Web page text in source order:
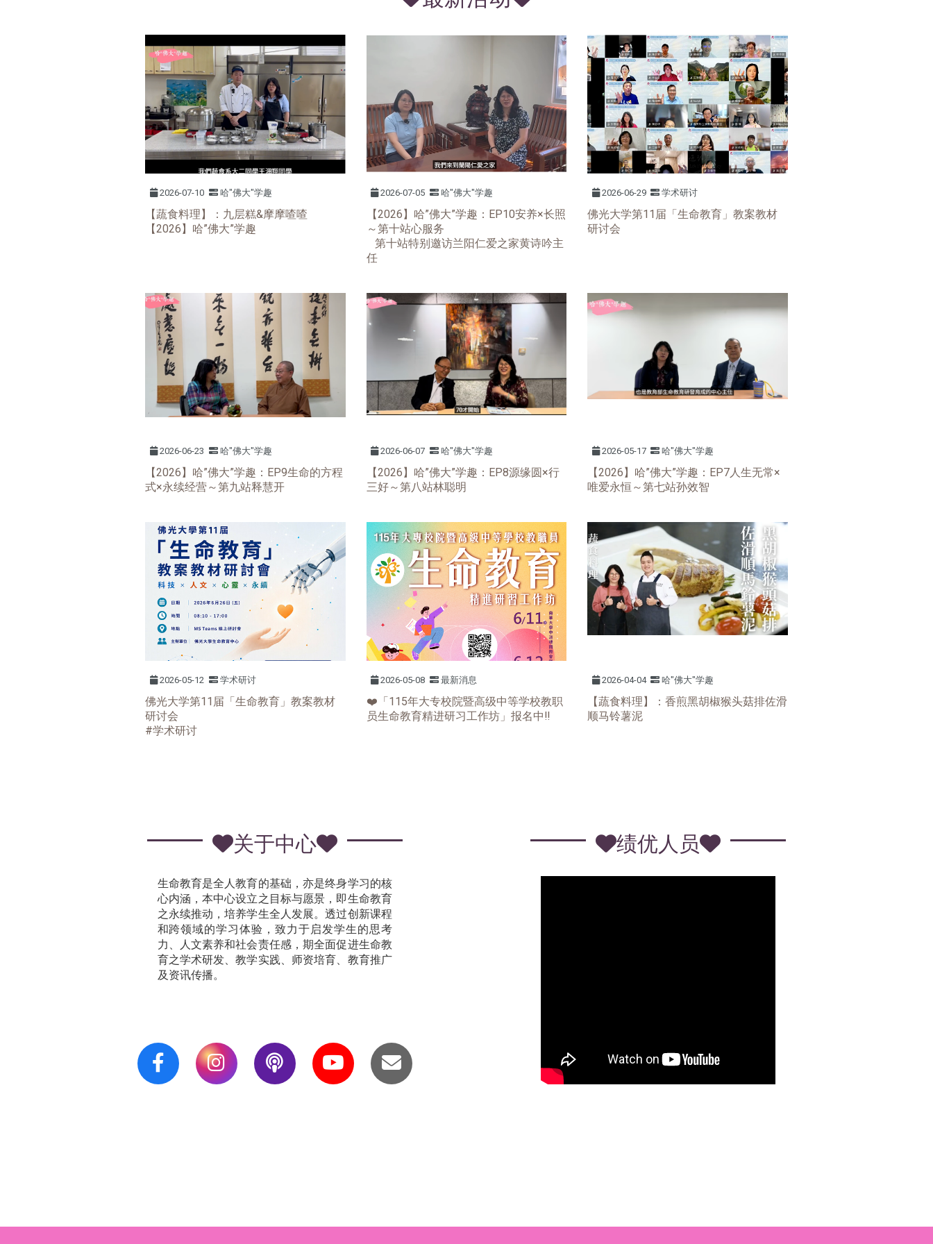
2026-07-10 哈"佛大"学趣
【蔬食料理】：九层糕&摩摩喳喳
【2026】哈”佛大”学趣
2026-07-05 哈"佛大"学趣
【2026】哈”佛大”学趣：EP10安养×长照
～第十站心服务
第十站特别邀访兰阳仁爱之家黄诗吟主
任
2026-06-29 学术研讨
佛光大学第11届「生命教育」教案教材
研讨会
2026-06-23 哈"佛大"学趣
【2026】哈”佛大”学趣：EP9生命的方程
式×永续经营～第九站释慧开
2026-06-07 哈"佛大"学趣
【2026】哈”佛大”学趣：EP8源缘圆×行
三好～第八站林聪明
2026-05-17 哈"佛大"学趣
【2026】哈”佛大”学趣：EP7人生无常×
唯爱永恒～第七站孙效智
2026-05-12 学术研讨
佛光⼤学第11届「⽣命教育」教案教材
研讨会
#学术研讨
2026-05-08 最新消息
❤️「115年大专校院暨高级中等学校教职
员生命教育精进研习工作坊」报名中‼️
2026-04-04 哈"佛大"学趣
【蔬食料理】：香煎黑胡椒猴头菇排佐滑
顺马铃薯泥
关于中心
生命教育是全人教育的基础，亦是终身学习的核
心内涵，本中心设立之目标与愿景，即生命教育
之永续推动，培养学生全人发展。透过创新课程
和跨领域的学习体验，致力于启发学生的思考
力、人文素养和社会责任感，期全面促进生命教
育之学术研发、教学实践、师资培育、教育推广
及资讯传播。
绩优人员